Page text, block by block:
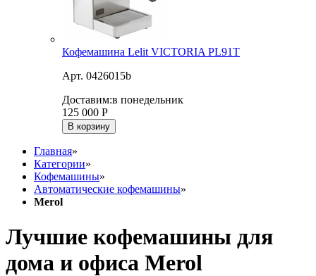
Кофемашина Lelit VICTORIA PL91T
Арт. 0426015b
Доставим:в понедельник
125 000 Р
В корзину
Главная»
Категории»
Кофемашины»
Автоматические кофемашины»
Merol
Лучшие кофемашины для
дома и офиса Merol